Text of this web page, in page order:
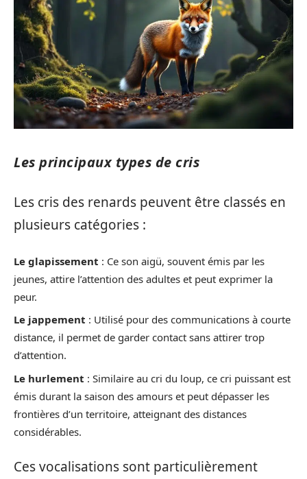
Les principaux types de cris
Les cris des renards peuvent être classés en
plusieurs catégories :
Le glapissement : Ce son aigü, souvent émis par les
jeunes, attire l’attention des adultes et peut exprimer la
peur.
Le jappement : Utilisé pour des communications à courte
distance, il permet de garder contact sans attirer trop
d’attention.
Le hurlement : Similaire au cri du loup, ce cri puissant est
émis durant la saison des amours et peut dépasser les
frontières d’un territoire, atteignant des distances
considérables.
Ces vocalisations sont particulièrement